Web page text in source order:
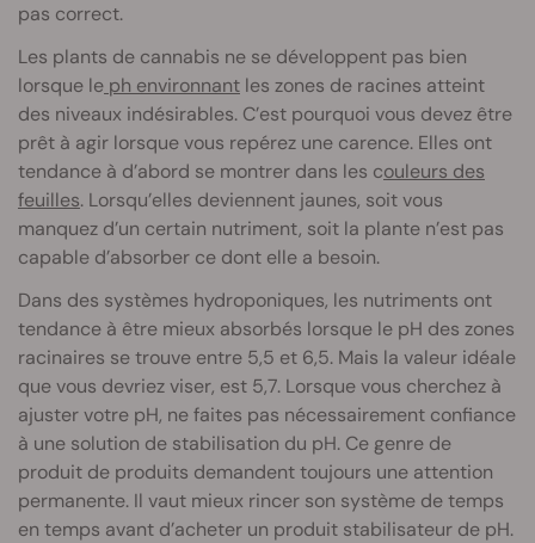
pas correct.
Les plants de cannabis ne se développent pas bien
lorsque le ph environnant les zones de racines atteint
des niveaux indésirables. C’est pourquoi vous devez être
prêt à agir lorsque vous repérez une carence. Elles ont
tendance à d’abord se montrer dans les couleurs des
feuilles. Lorsqu’elles deviennent jaunes, soit vous
manquez d’un certain nutriment, soit la plante n’est pas
capable d’absorber ce dont elle a besoin.
Dans des systèmes hydroponiques, les nutriments ont
tendance à être mieux absorbés lorsque le pH des zones
racinaires se trouve entre 5,5 et 6,5. Mais la valeur idéale
que vous devriez viser, est 5,7. Lorsque vous cherchez à
ajuster votre pH, ne faites pas nécessairement confiance
à une solution de stabilisation du pH. Ce genre de
produit de produits demandent toujours une attention
permanente. Il vaut mieux rincer son système de temps
en temps avant d’acheter un produit stabilisateur de pH.